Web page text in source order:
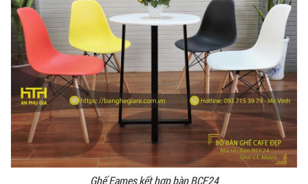
Ghế Eames kết hợp bàn BCF24